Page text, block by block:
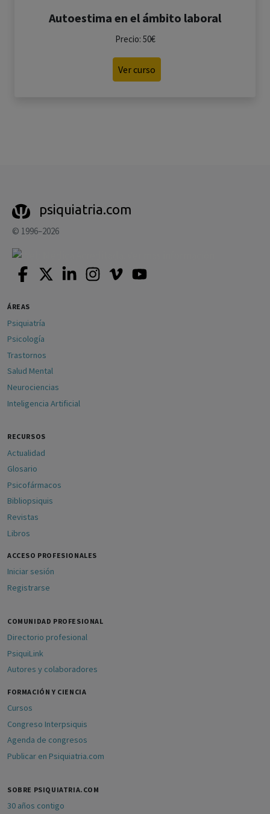
Autoestima en el ámbito laboral
Precio: 50€
Ver curso
psiquiatria.com
© 1996–2026
ÁREAS
Psiquiatría
Psicología
Trastornos
Salud Mental
Neurociencias
Inteligencia Artificial
RECURSOS
Actualidad
Glosario
Psicofármacos
Bibliopsiquis
Revistas
Libros
ACCESO PROFESIONALES
Iniciar sesión
Registrarse
COMUNIDAD PROFESIONAL
Directorio profesional
PsiquiLink
Autores y colaboradores
FORMACIÓN Y CIENCIA
Cursos
Congreso Interpsiquis
Agenda de congresos
Publicar en Psiquiatria.com
SOBRE PSIQUIATRIA.COM
30 años contigo